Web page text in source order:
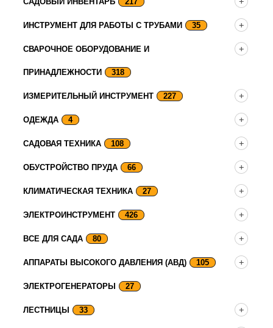
ИНСТРУМЕНТ ДЛЯ РАБОТЫ С ТРУБАМИ 35
СВАРОЧНОЕ ОБОРУДОВАНИЕ И
ПРИНАДЛЕЖНОСТИ 318
ИЗМЕРИТЕЛЬНЫЙ ИНСТРУМЕНТ 227
ОДЕЖДА 4
САДОВАЯ ТЕХНИКА 108
ОБУСТРОЙСТВО ПРУДА 66
КЛИМАТИЧЕСКАЯ ТЕХНИКА 27
ЭЛЕКТРОИНСТРУМЕНТ 426
ВСЕ ДЛЯ САДА 80
АППАРАТЫ ВЫСОКОГО ДАВЛЕНИЯ (АВД) 105
ЭЛЕКТРОГЕНЕРАТОРЫ 27
ЛЕСТНИЦЫ 33